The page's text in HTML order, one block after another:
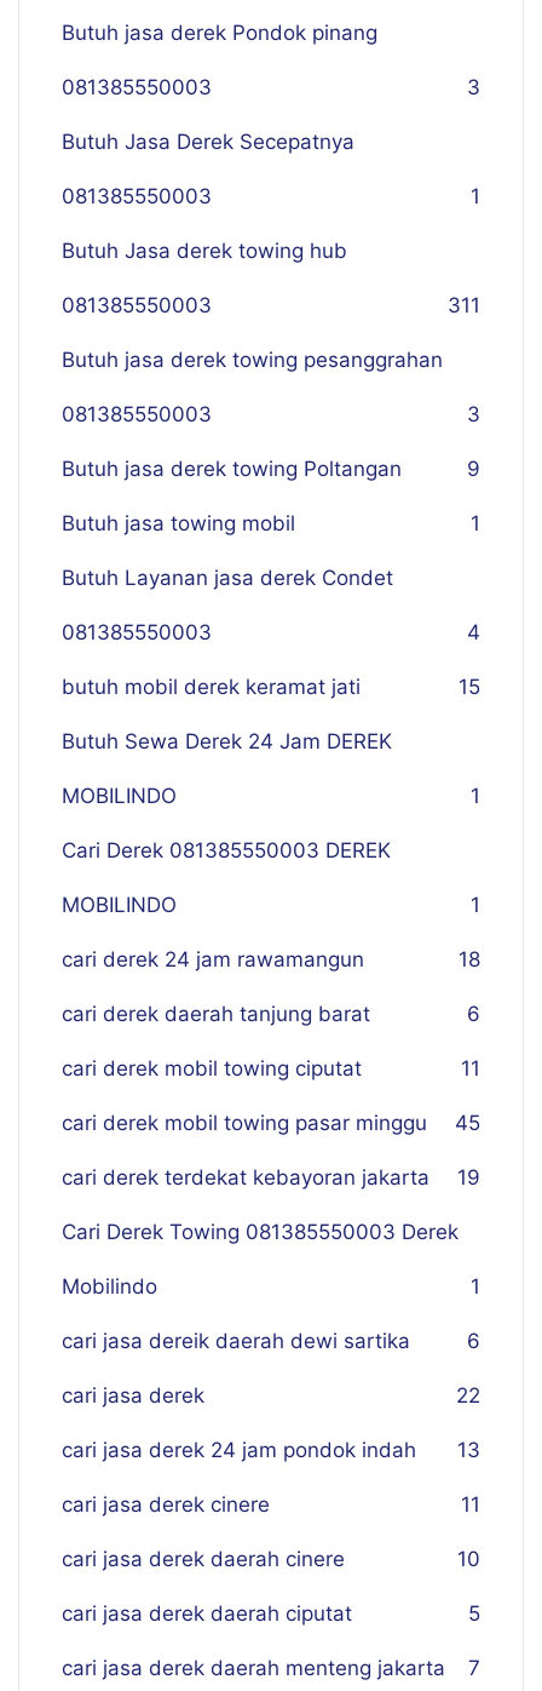
Butuh jasa derek Pondok pinang
081385550003 3
Butuh Jasa Derek Secepatnya
081385550003 1
Butuh Jasa derek towing hub
081385550003 311
Butuh jasa derek towing pesanggrahan
081385550003 3
Butuh jasa derek towing Poltangan 9
Butuh jasa towing mobil 1
Butuh Layanan jasa derek Condet
081385550003 4
butuh mobil derek keramat jati 15
Butuh Sewa Derek 24 Jam DEREK
MOBILINDO 1
Cari Derek 081385550003 DEREK
MOBILINDO 1
cari derek 24 jam rawamangun 18
cari derek daerah tanjung barat 6
cari derek mobil towing ciputat 11
cari derek mobil towing pasar minggu 45
cari derek terdekat kebayoran jakarta 19
Cari Derek Towing 081385550003 Derek
Mobilindo 1
cari jasa dereik daerah dewi sartika 6
cari jasa derek 22
cari jasa derek 24 jam pondok indah 13
cari jasa derek cinere 11
cari jasa derek daerah cinere 10
cari jasa derek daerah ciputat 5
cari jasa derek daerah menteng jakarta 7